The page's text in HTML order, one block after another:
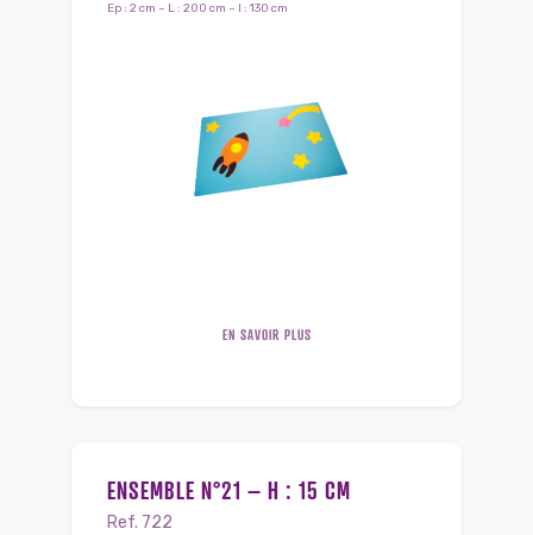
Ep : 2 cm – L : 200 cm – l : 130 cm
EN SAVOIR PLUS
ENSEMBLE N°21 – H : 15 CM
Ref. 722